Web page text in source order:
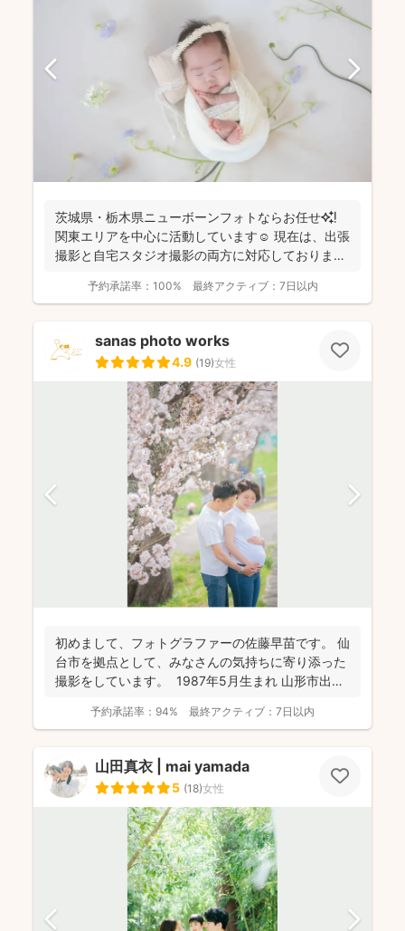
茨城県・栃木県ニューボーンフォトならお任せ✨❗️
関東エリアを中心に活動しています☺️ 現在は、出張
撮影と自宅スタジオ撮影の両方に対応しておりま
予約承諾率： 100% 最終アクティブ： 7日以内
sanas photo works
4.9 (19)女性
初めまして、フォトグラファーの佐藤早苗です。 仙
台市を拠点として、みなさんの気持ちに寄り添った
撮影をしています。 1987年5月生まれ 山形市出
予約承諾率： 94% 最終アクティブ： 7日以内
山田真衣 | mai yamada
5 (18)女性